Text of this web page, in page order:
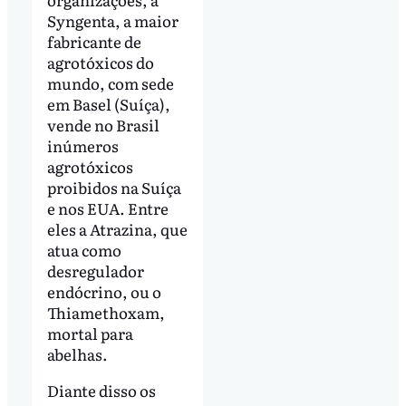
Syngenta, a maior
fabricante de
agrotóxicos do
mundo, com sede
em Basel (Suíça),
vende no Brasil
inúmeros
agrotóxicos
proibidos na Suíça
e nos EUA. Entre
eles a Atrazina, que
atua como
desregulador
endócrino, ou o
Thiamethoxam,
mortal para
abelhas.
Diante disso os